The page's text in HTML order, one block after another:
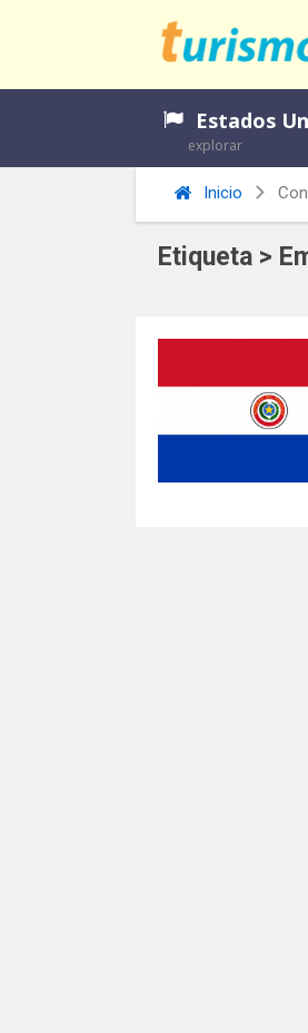
Estados
explorar
Inicio
Etiqueta >